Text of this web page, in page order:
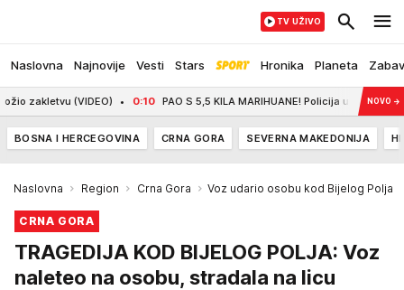
Naslovna Najnovije Vesti Stars Hronika Planeta
TV UŽIVO
(VIDEO) 0:10 PAO S 5,5 KILA MARIHUANE! Policija u KruševcuNOVO →
BOSNA I HERCEGOVINA CRNA GORA SEVERNA MAKEDONIJA
Naslovna Region Crna Gora Voz udario osobu kod Bijelog Polja
CRNA GORA
TRAGEDIJA KOD BIJELOG POLJA: Voz
naleteo na osobu, stradala na licu